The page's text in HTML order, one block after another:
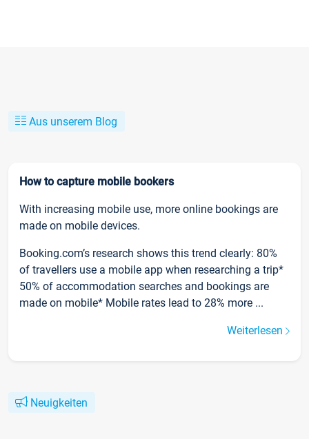
Aus unserem Blog
How to capture mobile bookers
With increasing mobile use, more online bookings are
made on mobile devices.
Booking.com’s research shows this trend clearly: 80%
of travellers use a mobile app when researching a trip*
50% of accommodation searches and bookings are
made on mobile* Mobile rates lead to 28% more ...
Weiterlesen
Neuigkeiten